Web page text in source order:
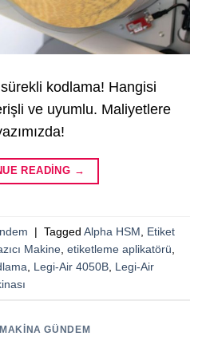
kodlama! Hangisi
ve uyumlu. Maliyetlere
READING →
| Tagged Alpha HSM
Etiket
Makine etiketleme aplikatörü
Legi-Air 4050B Legi-Air
GÜNDEM